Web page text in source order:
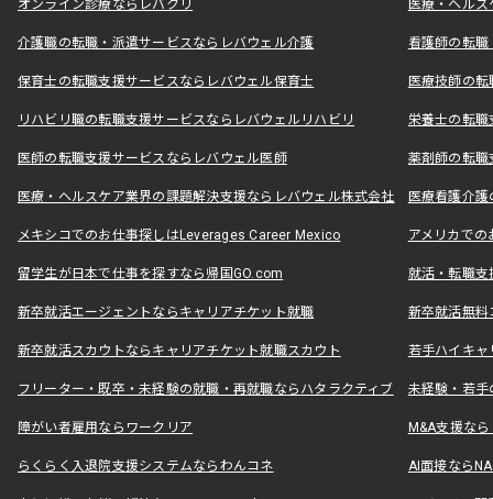
オンライン診療ならレバクリ 医療・ヘル
介護職の転職・派遣サービスならレバウェル介護 看護師の転
保育士の転職支援サービスならレバウェル保育士 医療技師の
リハビリ職の転職支援サービスならレバウェルリハビリ 栄養士の転
医師の転職支援サービスならレバウェル医師 薬剤師の転
医療・ヘルスケア業界の課題解決支援ならレバウェル株式会社 医療看護介
メキシコでのお仕事探しはLeverages Career Mexico アメリカで
留学生が日本で仕事を探すなら帰国GO.com 就活・転職
新卒就活エージェントならキャリアチケット就職 新卒就活無料
新卒就活スカウトならキャリアチケット就職スカウト 若手ハイキ
フリーター・既卒・未経験の就職・再就職ならハタラクティブ 未経験・若手
障がい者雇用ならワークリア M&A支援な
らくらく入退院支援システムならわんコネ AI面接なら